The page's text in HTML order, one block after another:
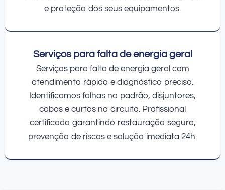
e proteção dos seus equipamentos.
Serviços para falta de energia geral
Serviços para falta de energia geral com
atendimento rápido e diagnóstico preciso.
Identificamos falhas no padrão, disjuntores,
cabos e curtos no circuito. Profissional
certificado garantindo restauração segura,
prevenção de riscos e solução imediata 24h.